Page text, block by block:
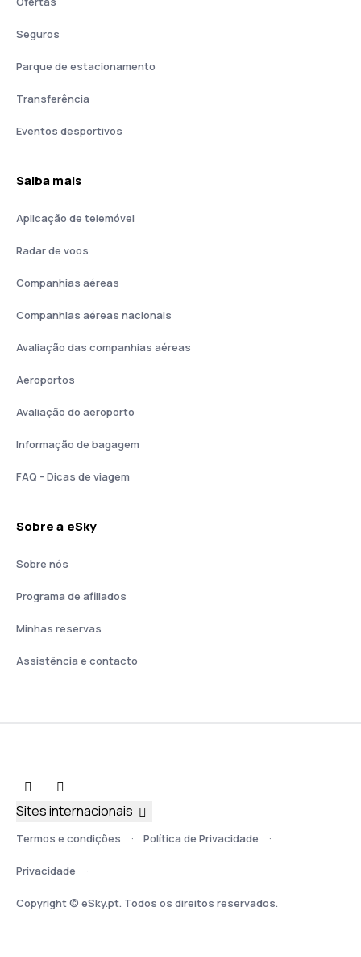
Seguros
Parque de estacionamento
Transferência
Eventos desportivos
Saiba mais
Aplicação de telemóvel
Radar de voos
Companhias aéreas
Companhias aéreas nacionais
Avaliação das companhias aéreas
Aeroportos
Avaliação do aeroporto
Informação de bagagem
FAQ - Dicas de viagem
Sobre a eSky
Sobre nós
Programa de afiliados
Minhas reservas
Assistência e contacto
Termos e condições Política de Privacidade
Privacidade
Copyright © eSky.pt. Todos os direitos reservados.
Sites internacionais